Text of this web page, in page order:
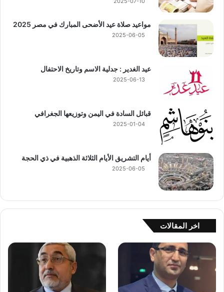
مواعيد صلاة عيد الأضحى المبارك في مصر 2025
2025-06-05
عيد الغدير : جدلية الاسم وتاريخ الاحتفال
2025-06-13
قبائل السادة في اليمن وتوزيعها الجغرافي
2025-01-04
أيام التشريق الأيام الثلاثة الذهبية في ذي الحجة
2025-06-05
اخر المقالات